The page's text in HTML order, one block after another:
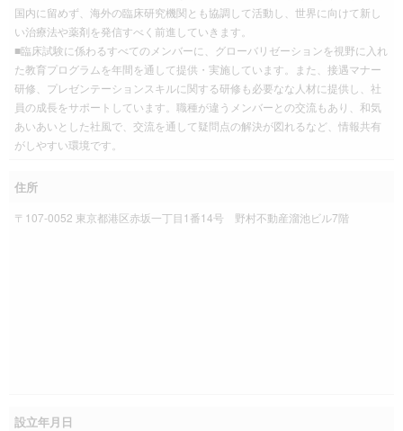
国内に留めず、海外の臨床研究機関とも協調して活動し、世界に向けて新し
い治療法や薬剤を発信すべく前進していきます。
■臨床試験に係わるすべてのメンバーに、グローバリゼーションを視野に入れ
た教育プログラムを年間を通して提供・実施しています。また、接遇マナー
研修、プレゼンテーションスキルに関する研修も必要なな人材に提供し、社
員の成長をサポートしています。職種が違うメンバーとの交流もあり、和気
あいあいとした社風で、交流を通して疑問点の解決が図れるなど、情報共有
がしやすい環境です。
住所
〒107-0052 東京都港区赤坂一丁目1番14号 野村不動産溜池ビル7階
設立年月日